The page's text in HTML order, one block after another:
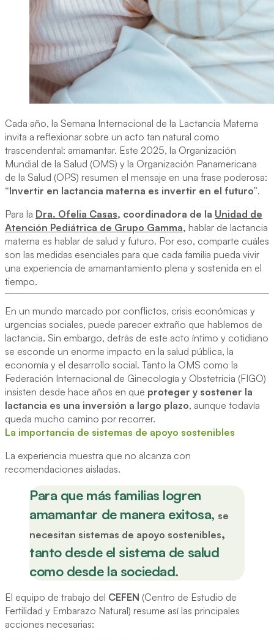
Cada año, la Semana Internacional de la Lactancia Materna
invita a reflexionar sobre un acto tan natural como
trascendental: amamantar. Este 2025, la Organización
Mundial de la Salud (OMS) y la Organización Panamericana
de la Salud (OPS) resumen el mensaje en una frase poderosa:
“Invertir en lactancia materna es invertir en el futuro”.
Para la Dra. Ofelia Casas, coordinadora de la Unidad de
Atención Pediátrica de Grupo Gamma, hablar de lactancia
materna es hablar de salud y futuro. Por eso, comparte cuáles
son las medidas esenciales para que cada familia pueda vivir
una experiencia de amamantamiento plena y sostenida en el
tiempo.
En un mundo marcado por conflictos, crisis económicas y
urgencias sociales, puede parecer extraño que hablemos de
lactancia. Sin embargo, detrás de este acto íntimo y cotidiano
se esconde un enorme impacto en la salud pública, la
economía y el desarrollo social. Tanto la OMS como la
Federación Internacional de Ginecología y Obstetricia (FIGO)
insisten desde hace años en que proteger y sostener la
lactancia es una inversión a largo plazo, aunque todavía
queda mucho camino por recorrer.
La importancia de sistemas de apoyo sostenibles
La experiencia muestra que no alcanza con
recomendaciones aisladas.
Para que más familias logren
amamantar de manera exitosa, se
necesitan sistemas de apoyo sostenibles,
tanto desde el sistema de salud
como desde la sociedad.
El equipo de trabajo del CEFEN (Centro de Estudio de
Fertilidad y Embarazo Natural) resume así las principales
acciones necesarias: